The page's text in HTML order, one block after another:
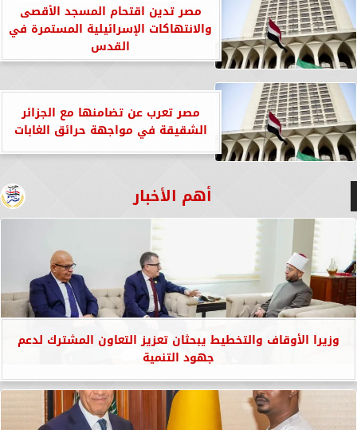
مصر تدين اقتحام المسجد الأقصى
والانتهاكات الإسرائيلية المستمرة في
القدس
مصر تعرب عن تضامنها مع الجزائر
الشقيقة في مواجهة حرائق الغابات
أهم الأخبار
وزيرا الأوقاف والتخطيط يبحثان تعزيز التعاون المشترك لدعم
جهود التنمية